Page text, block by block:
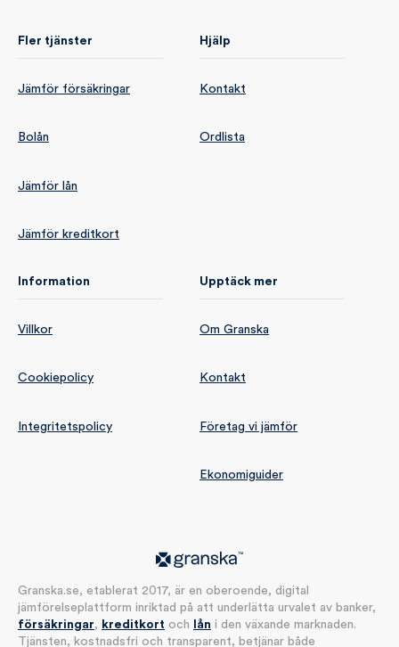
Fler tjänster
Jämför försäkringar
Bolån
Jämför lån
Jämför kreditkort
Hjälp
Kontakt
Ordlista
Information
Villkor
Cookiepolicy
Integritetspolicy
Upptäck mer
Om Granska
Kontakt
Företag vi jämför
Ekonomiguider
Granska.se, etablerat 2017, är en oberoende, digital
jämförelseplattform inriktad på att underlätta urvalet av banker,
försäkringar, kreditkort och lån i den växande marknaden.
Tjänsten, kostnadsfri och transparent, betjänar både